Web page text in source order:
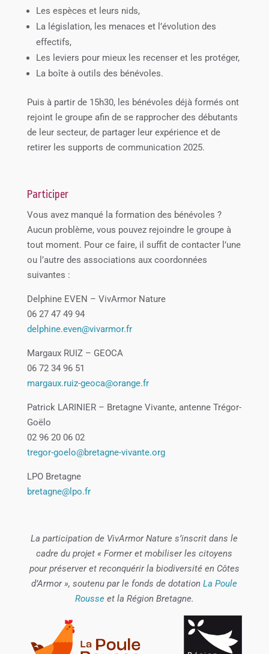
Les espèces et leurs nids,
La législation, les menaces et l’évolution des
effectifs,
Les leviers pour mieux les recenser et les protéger,
La boîte à outils des bénévoles.
Puis à partir de 15h30, les bénévoles déjà formés ont
rejoint le groupe afin de se rapprocher des débutants
de leur secteur, de partager leur expérience et de
retirer les supports de communication 2025.
Participer
Vous avez manqué la formation des bénévoles ?
Aucun problème, vous pouvez rejoindre le groupe à
tout moment. Pour ce faire, il suffit de contacter l’une
ou l’autre des associations aux coordonnées
suivantes :
Delphine EVEN – VivArmor Nature
06 27 47 49 94
delphine.even@vivarmor.fr
Margaux RUIZ – GEOCA
06 72 34 96 51
margaux.ruiz-geoca@orange.fr
Patrick LARINIER – Bretagne Vivante, antenne Trégor-
Goëlo
02 96 20 06 02
tregor-goelo@bretagne-vivante.org
LPO Bretagne
bretagne@lpo.fr
La participation de VivArmor Nature s’inscrit dans le
cadre du projet « Former et mobiliser les citoyens
pour préserver et reconquérir la biodiversité en Côtes
d’Armor », soutenu par le fonds de dotationLa Poule
Rousseet la Région Bretagne.